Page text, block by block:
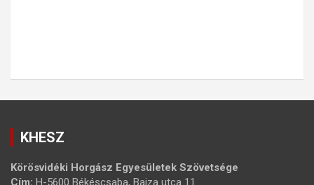
KHESZ
Körösvidéki Horgász Egyesületek Szövetsége
Cím: H-5600 Békéscsaba, Bajza utca 11.